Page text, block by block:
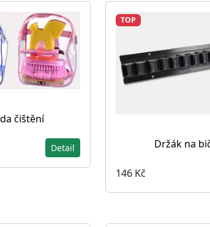
čištění
Detail
TOP
Držák na
146 Kč